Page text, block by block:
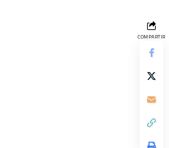
COMPARTIR